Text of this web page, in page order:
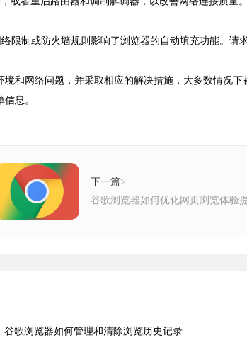
限制或防火墙规则影响了浏览器的自动填充功能。请
和网络问题，并采取相应的解决措施，大多数情况下
息。
下一篇>
谷歌浏览器如何优化网页浏览体验
谷歌浏览器如何管理和清除浏览历史记录